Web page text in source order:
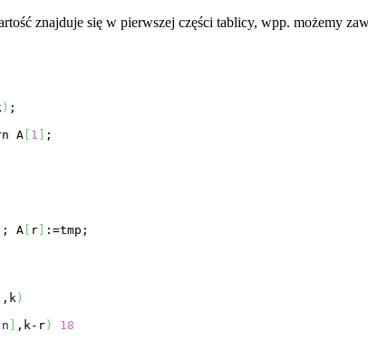
znajduje się w pierwszej części tablicy, wpp. możemy
)
A 1
;
; A r
:=tmp;
,k )
n ,k-r )
18